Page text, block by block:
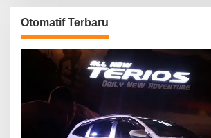
Otomatif Terbaru